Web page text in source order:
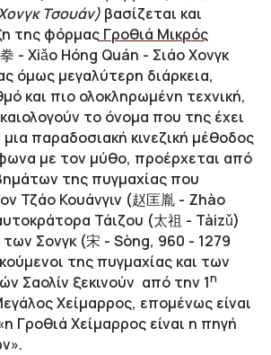
Τσουάν) βασίζεται και
της φόρμας Γροθιά Μικρός
- Xiǎo Hóng Quán - Σιάο Χονγκ
όμως μεγαλύτερη διάρκεια,
και πιο ολοκληρωμένη τεχνική,
το όνομα που της έχει
παραδοσιακή κινεζική μέθοδος
με τον μύθο, προέρχεται από
της πυγμαχίας που
Τζάο Κουάνγιν (赵匡胤 - Zhào
Τάιζου (太祖 - Tàizǔ)
Σονγκ (宋 - Sòng, 960 - 1279
της πυγμαχίας και των
Σαολίν ξεκινούν από την 1η
Χείμαρρος, επομένως είναι
Γροθιά Χείμαρρος είναι η πηγή